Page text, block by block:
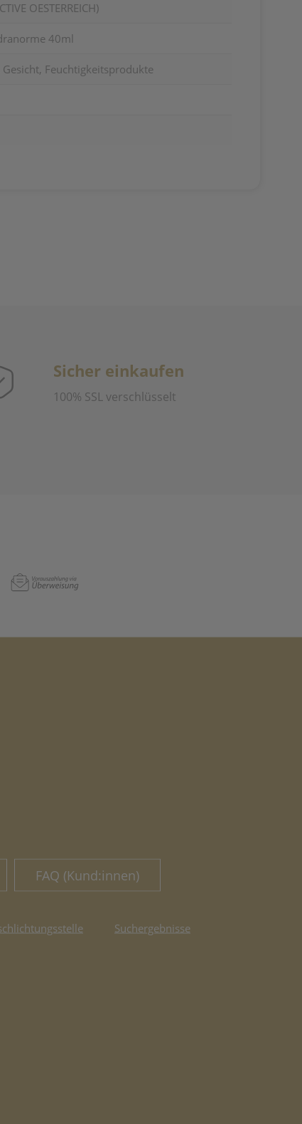
OESTERREICH)
40ml
Feuchtigkeitsprodukte
Sicher einkaufen
100% SSL verschlüsselt
FAQ (Kund:innen)
Suchergebnisse